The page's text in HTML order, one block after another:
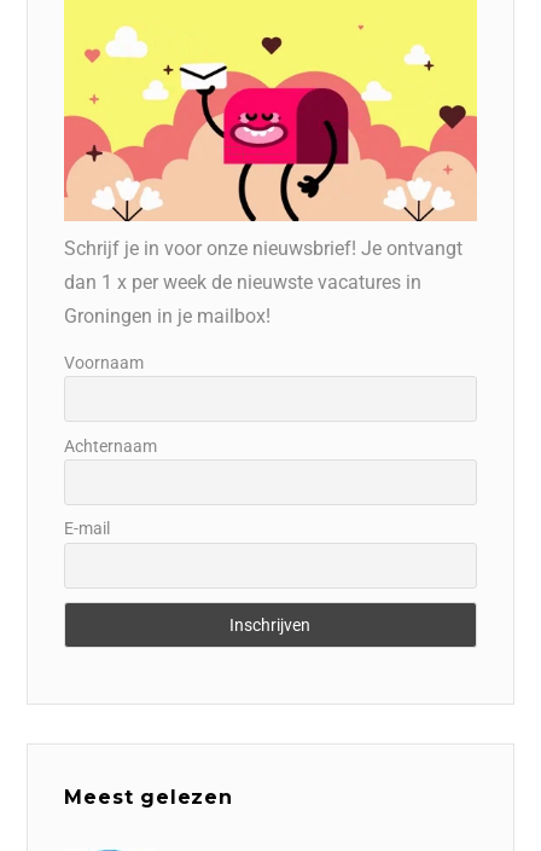
Schrijf je in voor onze nieuwsbrief! Je ontvangt
dan 1 x per week de nieuwste vacatures in
Groningen in je mailbox!
Voornaam
Achternaam
E-mail
Meest gelezen